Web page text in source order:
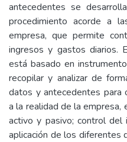
antecedentes se
procedimiento acorde a
empresa, que permite
ingresos y gastos diarios.
está basado en
recopilar y analizar de
datos y antecedentes para
a la realidad de la
activo y pasivo; control del
aplicación de los diferentes